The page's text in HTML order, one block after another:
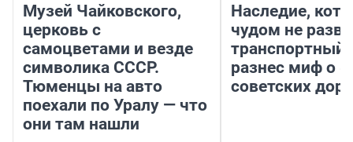
Музей Чайковского,
церковь с
самоцветами и везде
символика СССР.
Тюменцы на авто
поехали по Уралу — что
они там нашли
Наследие,
чудом не
транспортный
разнес миф о
советских